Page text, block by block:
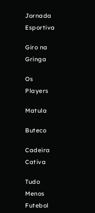
Jornada
Esportiva
Giro na
Gringa
Os
Players
Matula
Buteco
Cadeira
Cativa
Tudo
Menos
Futebol